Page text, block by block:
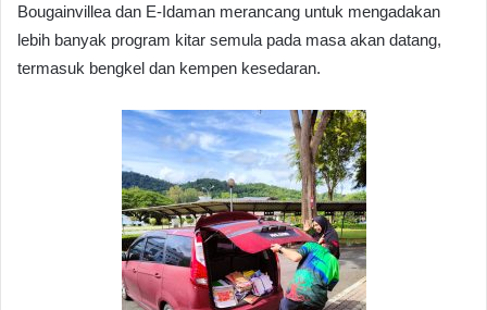
Bougainvillea dan E-Idaman merancang untuk mengadakan
lebih banyak program kitar semula pada masa akan datang,
termasuk bengkel dan kempen kesedaran.